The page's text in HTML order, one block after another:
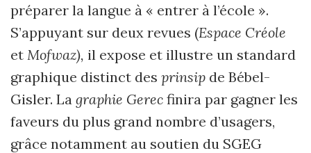
préparer la langue à « entrer à l’école ».
S’appuyant sur deux revues (Espace Créole
et Mofwaz), il expose et illustre un standard
graphique distinct des prinsip de Bébel-
Gisler. La graphie Gerec finira par gagner les
faveurs du plus grand nombre d’usagers,
grâce notamment au soutien du SGEG